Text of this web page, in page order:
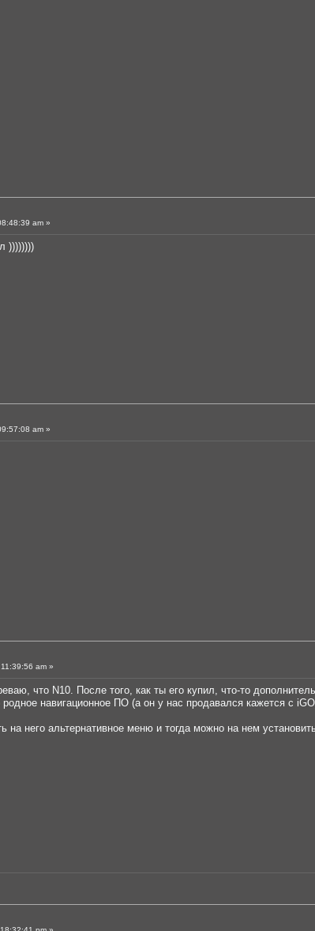
am »
))))))))
am »
am »
что N10. После того, как ты его купил, что-то
навигационное ПО (а он у нас продавался кажется с
на него альтернативное меню и тогда можно на нем